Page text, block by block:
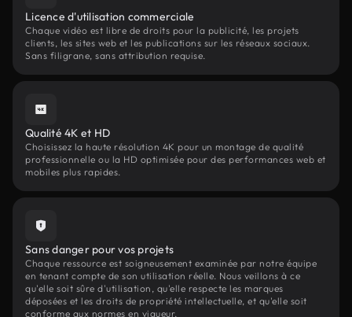
Licence d'utilisation commerciale
Chaque vidéo est libre de droits pour la publicité, les projets
clients, les sites web et les publications sur les réseaux sociaux.
Sans filigrane, sans attribution requise.
Qualité 4K et HD
Choisissez la haute résolution 4K pour un montage de qualité
professionnelle ou la HD optimisée pour des performances web et
mobiles plus rapides.
Sans danger pour vos projets
Chaque ressource est soigneusement examinée par notre équipe
en tenant compte de son utilisation réelle. Nous veillons à ce
qu'elle soit sûre d'utilisation, qu'elle respecte les marques
déposées et les droits de propriété intellectuelle, et qu'elle soit
conforme aux normes en vigueur.